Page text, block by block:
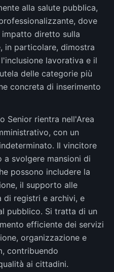
alla salute pubblica,
dove
diretto sulla
in particolare, dimostra
lavorativa e il
delle categorie più
concreta di inserimento
Senior rientra nell'Area
con un
Il vincitore
a svolgere mansioni di
possono includere la
il supporto alle
di registri e archivi, e
pubblico. Si tratta di un
efficiente dei servizi
organizzazione e
contribuendo
ai cittadini.